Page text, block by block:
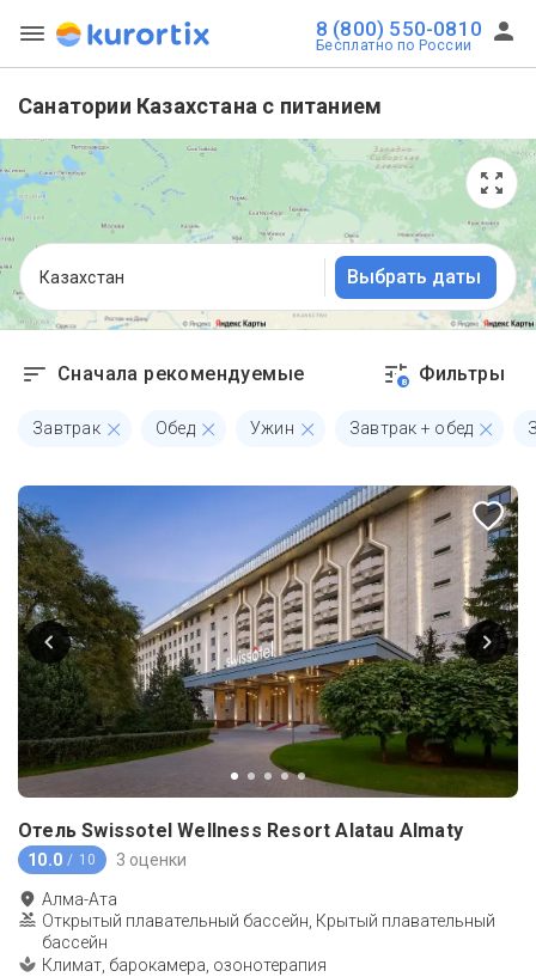
8 (800) 550-0810
Бесплатно по России
Санатории Казахстана с питанием
Казахстан Выбрать даты
Сначала рекомендуемые 8 Фильтры
Завтрак Обед Ужин Завтрак + обед
Отель Swissotel Wellness Resort Alatau Almaty
10.0 / 10 3 оценки
Алма-Ата
Открытый плавательный бассейн, Крытый плавательный
бассейн
Климат, барокамера, озонотерапия